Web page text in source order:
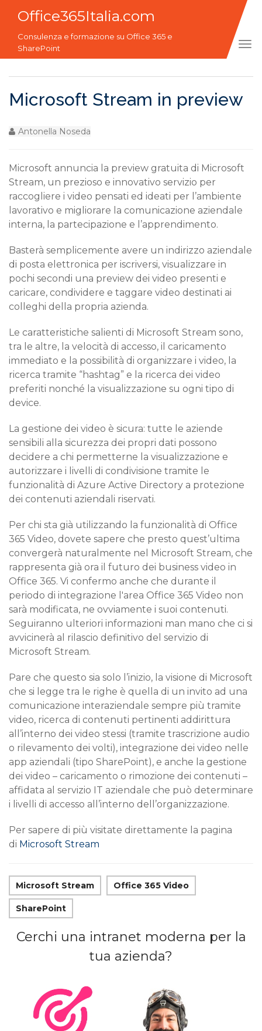
Office365Italia.com
Consulenza e formazione su Office 365 e
SharePoint
Microsoft Stream in preview
Antonella Noseda
Microsoft annuncia la preview gratuita di Microsoft
Stream, un prezioso e innovativo servizio per
raccogliere i video pensati ed ideati per l’ambiente
lavorativo e migliorare la comunicazione aziendale
interna, la partecipazione e l’apprendimento.
Basterà semplicemente avere un indirizzo aziendale
di posta elettronica per iscriversi, visualizzare in
pochi secondi una preview dei video presenti e
caricare, condividere e taggare video destinati ai
colleghi della propria azienda.
Le caratteristiche salienti di Microsoft Stream sono,
tra le altre, la velocità di accesso, il caricamento
immediato e la possibilità di organizzare i video, la
ricerca tramite “hashtag” e la ricerca dei video
preferiti nonché la visualizzazione su ogni tipo di
device.
La gestione dei video è sicura: tutte le aziende
sensibili alla sicurezza dei propri dati possono
decidere a chi permetterne la visualizzazione e
autorizzare i livelli di condivisione tramite le
funzionalità di Azure Active Directory a protezione
dei contenuti aziendali riservati.
Per chi sta già utilizzando la funzionalità di Office
365 Video, dovete sapere che presto quest’ultima
convergerà naturalmente nel Microsoft Stream, che
rappresenta già ora il futuro dei business video in
Office 365. Vi confermo anche che durante il
periodo di integrazione l'area Office 365 Video non
sarà modificata, ne ovviamente i suoi contenuti.
Seguiranno ulteriori informazioni man mano che ci si
avvicinerà al rilascio definitivo del servizio di
Microsoft Stream.
Pare che questo sia solo l’inizio, la visione di Microsoft
che si legge tra le righe è quella di un invito ad una
comunicazione interaziendale sempre più tramite
video, ricerca di contenuti pertinenti addirittura
all’interno dei video stessi (tramite trascrizione audio
o rilevamento dei volti), integrazione dei video nelle
app aziendali (tipo SharePoint), e anche la gestione
dei video – caricamento o rimozione dei contenuti –
affidata al servizio IT aziendale che può determinare
i livelli di accesso all’interno dell’organizzazione.
Per sapere di più visitate direttamente la pagina
di Microsoft Stream
Microsoft Stream Office 365 Video
SharePoint
Cerchi una intranet moderna per la
tua azienda?